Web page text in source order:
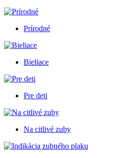
Prírodné
Bieliace
Pre deti
Na citlivé zuby